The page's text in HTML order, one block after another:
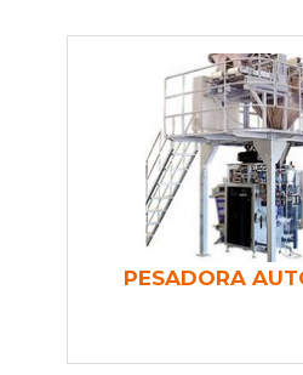
PESADORA